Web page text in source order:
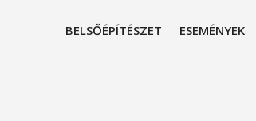
BELSŐÉPÍTÉSZET ESEMÉNYEK